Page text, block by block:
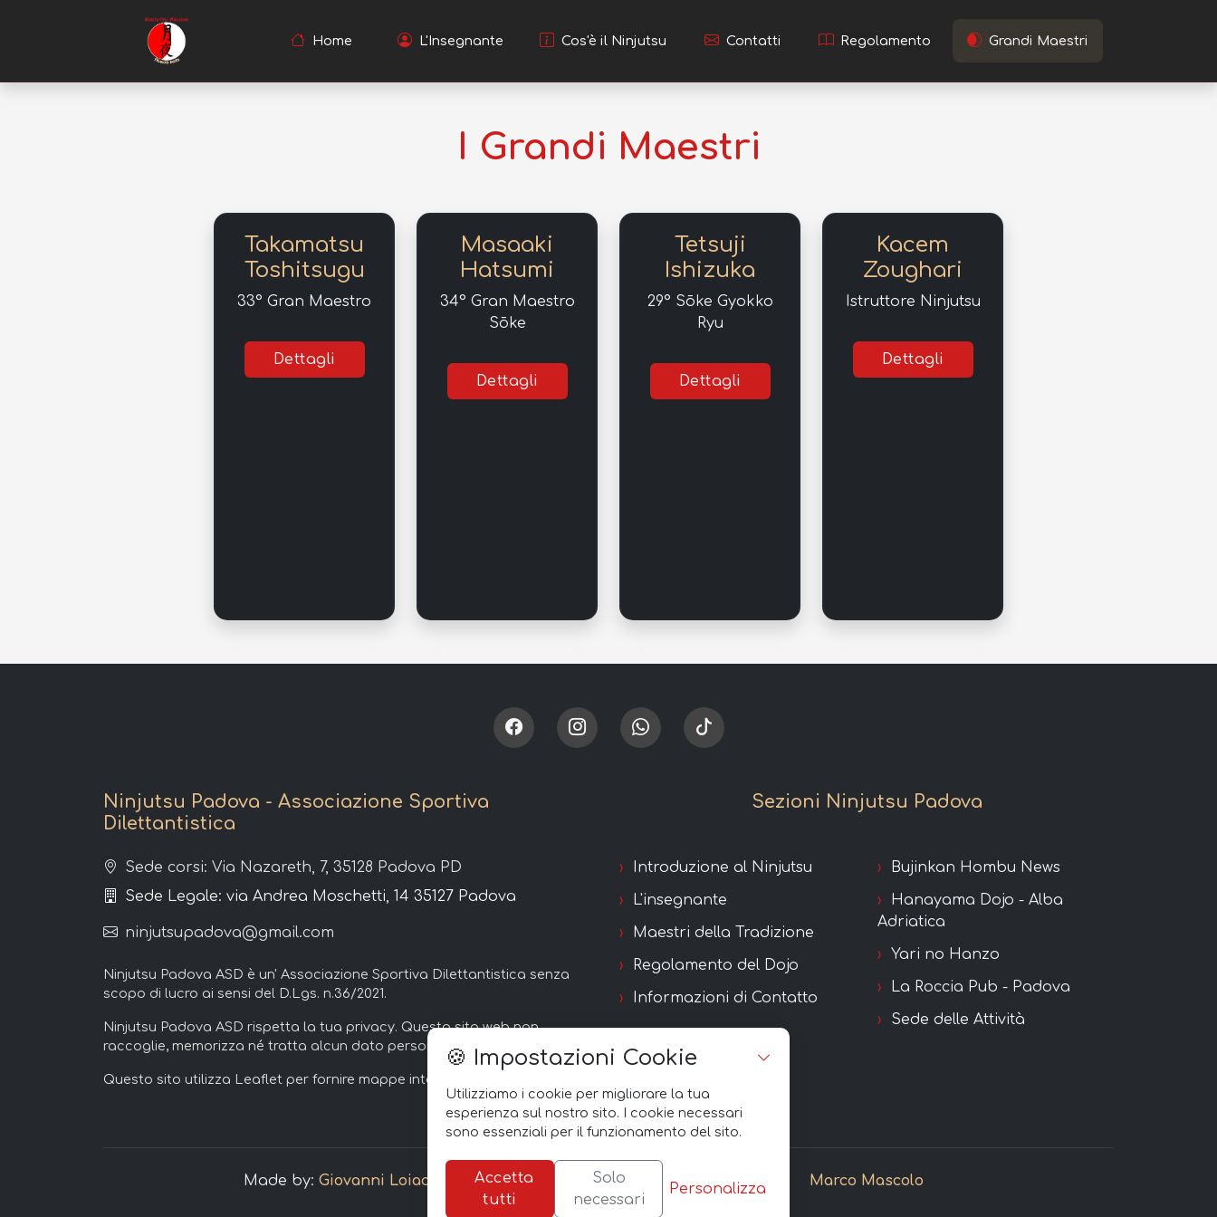
🍪 Impostazioni Cookie
Utilizziamo i cookie per migliorare la tua
esperienza sul nostro sito. I cookie necessari
sono essenziali per il funzionamento del sito.
Accetta
tutti
Solo
necessari
Personalizza
Home L'Insegnante Cos'è il Ninjutsu Contatti Regolamento Grandi Maestri
I Grandi Maestri
Takamatsu
Toshitsugu
33° Gran Maestro
Dettagli
Masaaki
Hatsumi
34° Gran Maestro
Sōke
Dettagli
Tetsuji
Ishizuka
29° Sōke Gyokko
Ryu
Dettagli
Kacem
Zoughari
Istruttore Ninjutsu
Dettagli
Ninjutsu Padova - Associazione Sportiva
Dilettantistica
Sede corsi: Via Nazareth, 7, 35128 Padova PD
Sede Legale: via Andrea Moschetti, 14 35127 Padova
ninjutsupadova@gmail.com
Ninjutsu Padova ASD è un' Associazione Sportiva Dilettantistica senza
scopo di lucro ai sensi del D.Lgs. n.36/2021.
Ninjutsu Padova ASD rispetta la tua privacy. Questo sito web non
raccoglie, memorizza né tratta alcun dato personale degli utenti.
Questo sito utilizza Leaflet per fornire mappe interattive.
Sezioni Ninjutsu Padova
Introduzione al Ninjutsu
L'insegnante
Maestri della Tradizione
Regolamento del Dojo
Informazioni di Contatto
Bujinkan Hombu News
Hanayama Dojo - Alba
Adriatica
Yari no Hanzo
La Roccia Pub - Padova
Sede delle Attività
Made by: Giovanni Loiacono Marco Mascolo